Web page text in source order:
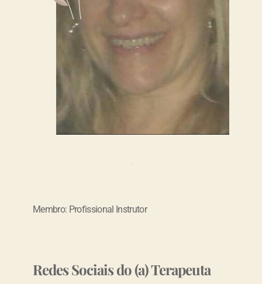
Membro: Profissional Instrutor
Redes Sociais do (a) Terapeuta